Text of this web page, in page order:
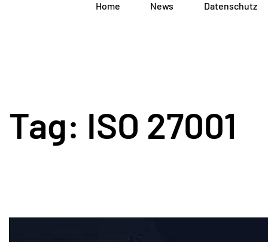
Home News Datenschutz
Tag: ISO 27001